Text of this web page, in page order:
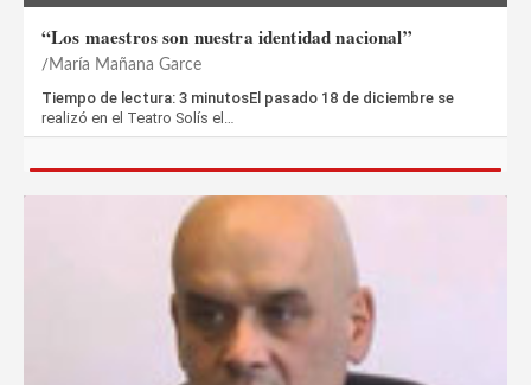
“Los maestros son nuestra identidad nacional”
María Mañana Garce
Tiempo de lectura: 3 minutosEl pasado 18 de diciembre se
realizó en el Teatro Solís el…